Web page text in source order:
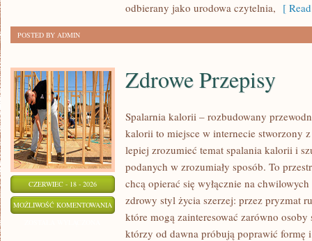
odbierany jako urodowa czytelnia, [
POSTED BY ADMIN
CZERWIEC - 18 - 2026
MOŻLIWOŚĆ KOMENTOWANIA ZDROWE
PRZEPISY
Zdrowe Przepisy
Spalarnia kalorii – rozbudowany
kalorii to miejsce w internecie stworzony
lepiej zrozumieć temat spalania kalorii i
podanych w zrozumiały sposób. To
chcą opierać się wyłącznie na
zdrowy styl życia szerzej: przez pryzmat
które mogą zainteresować zarówno
którzy od dawna próbują poprawić formę